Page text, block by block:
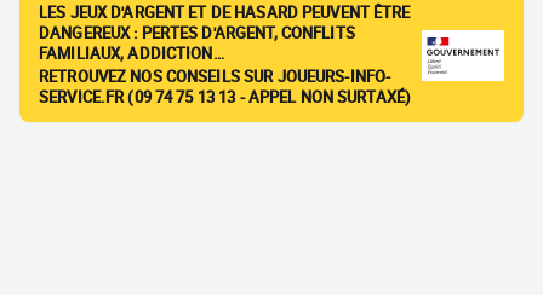
LES JEUX D'ARGENT ET DE HASARD PEUVENT ÊTRE
DANGEREUX : PERTES D'ARGENT, CONFLITS
FAMILIAUX, ADDICTION…
RETROUVEZ NOS CONSEILS SUR JOUEURS-INFO-
SERVICE.FR (09 74 75 13 13 - APPEL NON SURTAXÉ)